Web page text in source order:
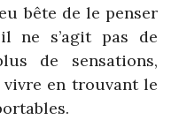
bête de le penser
ne s’agit pas de
de sensations,
vivre en trouvant le